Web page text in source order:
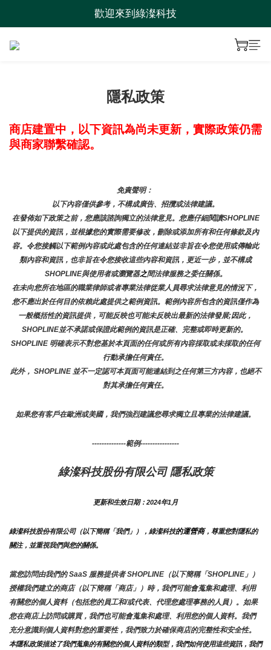
歡迎來到綠澯科技
歡迎來到綠澯科技
隱私政策
商店建置中，以下資訊為尚未更新，實際政策仍需
與商家聯繫確認。
免責聲明：
以下內容僅供參考，不構成廣告、招攬或法律建議。
在發佈如下政策之前，您應該諮詢獨立的法律意見。您應仔細閱讀SHOPLINE
以下提供的資訊，並根據您的實際需要修改，刪除或添加所有和任何條款及內
容。令您接觸以下範例內容或此處包含的任何連結並非旨在令您使用或傳輸此
類內容和資訊，也非旨在令您接收這些內容和資訊，更近一步，並不構成
SHOPLINE與使用者或瀏覽器之間法律服務之委任關係。
在未向您所在地區的職業律師或者專業法律從業人員尋求法律意見的情況下，
您不應出於任何目的依賴此處提供之範例資訊。範例內容所包含的資訊僅作為
一般概括性的資訊提供，可能反映也可能未反映出最新的法律發展;因此，
SHOPLINE並不承諾或保證此範例的資訊是正確、完整或即時更新的。
SHOPLINE 明確表示不對您基於本頁面的任何或所有內容採取或未採取的任何
行動承擔任何責任。
此外， SHOPLINE 並不一定認可本頁面可能連結到之任何第三方內容，也絕不
對其承擔任何責任。
如果您有客戶在歐洲或美國，我們強烈建議您尋求獨立且專業的法律建議。
--------------範例----------------
綠澯科技股份有限公司 隱私政策
更新和生效日期：2024年1月
綠澯科技股份有限公司（以下簡稱「我們」），綠澯科技的運營商，尊重您對隱私的
關注，並重視我們與您的關係。
當您訪問由我們的 SaaS 服務提供者 SHOPLINE（以下簡稱「SHOPLINE」）
授權我們建立的商店（以下簡稱「商店」）時，我們可能會蒐集和處理、利用
有關您的個人資料（包括您的員工和/或代表、代理您處理事務的人員）。如果
您在商店上訪問或購買，我們也可能會蒐集和處理、利用您的個人資料。我們
充分意識到個人資料對您的重要性，我們致力於確保商店的完整性和安全性。
本隱私政策描述了我們蒐集的有關您的個人資料的類型，我們如何使用這些資訊，我們